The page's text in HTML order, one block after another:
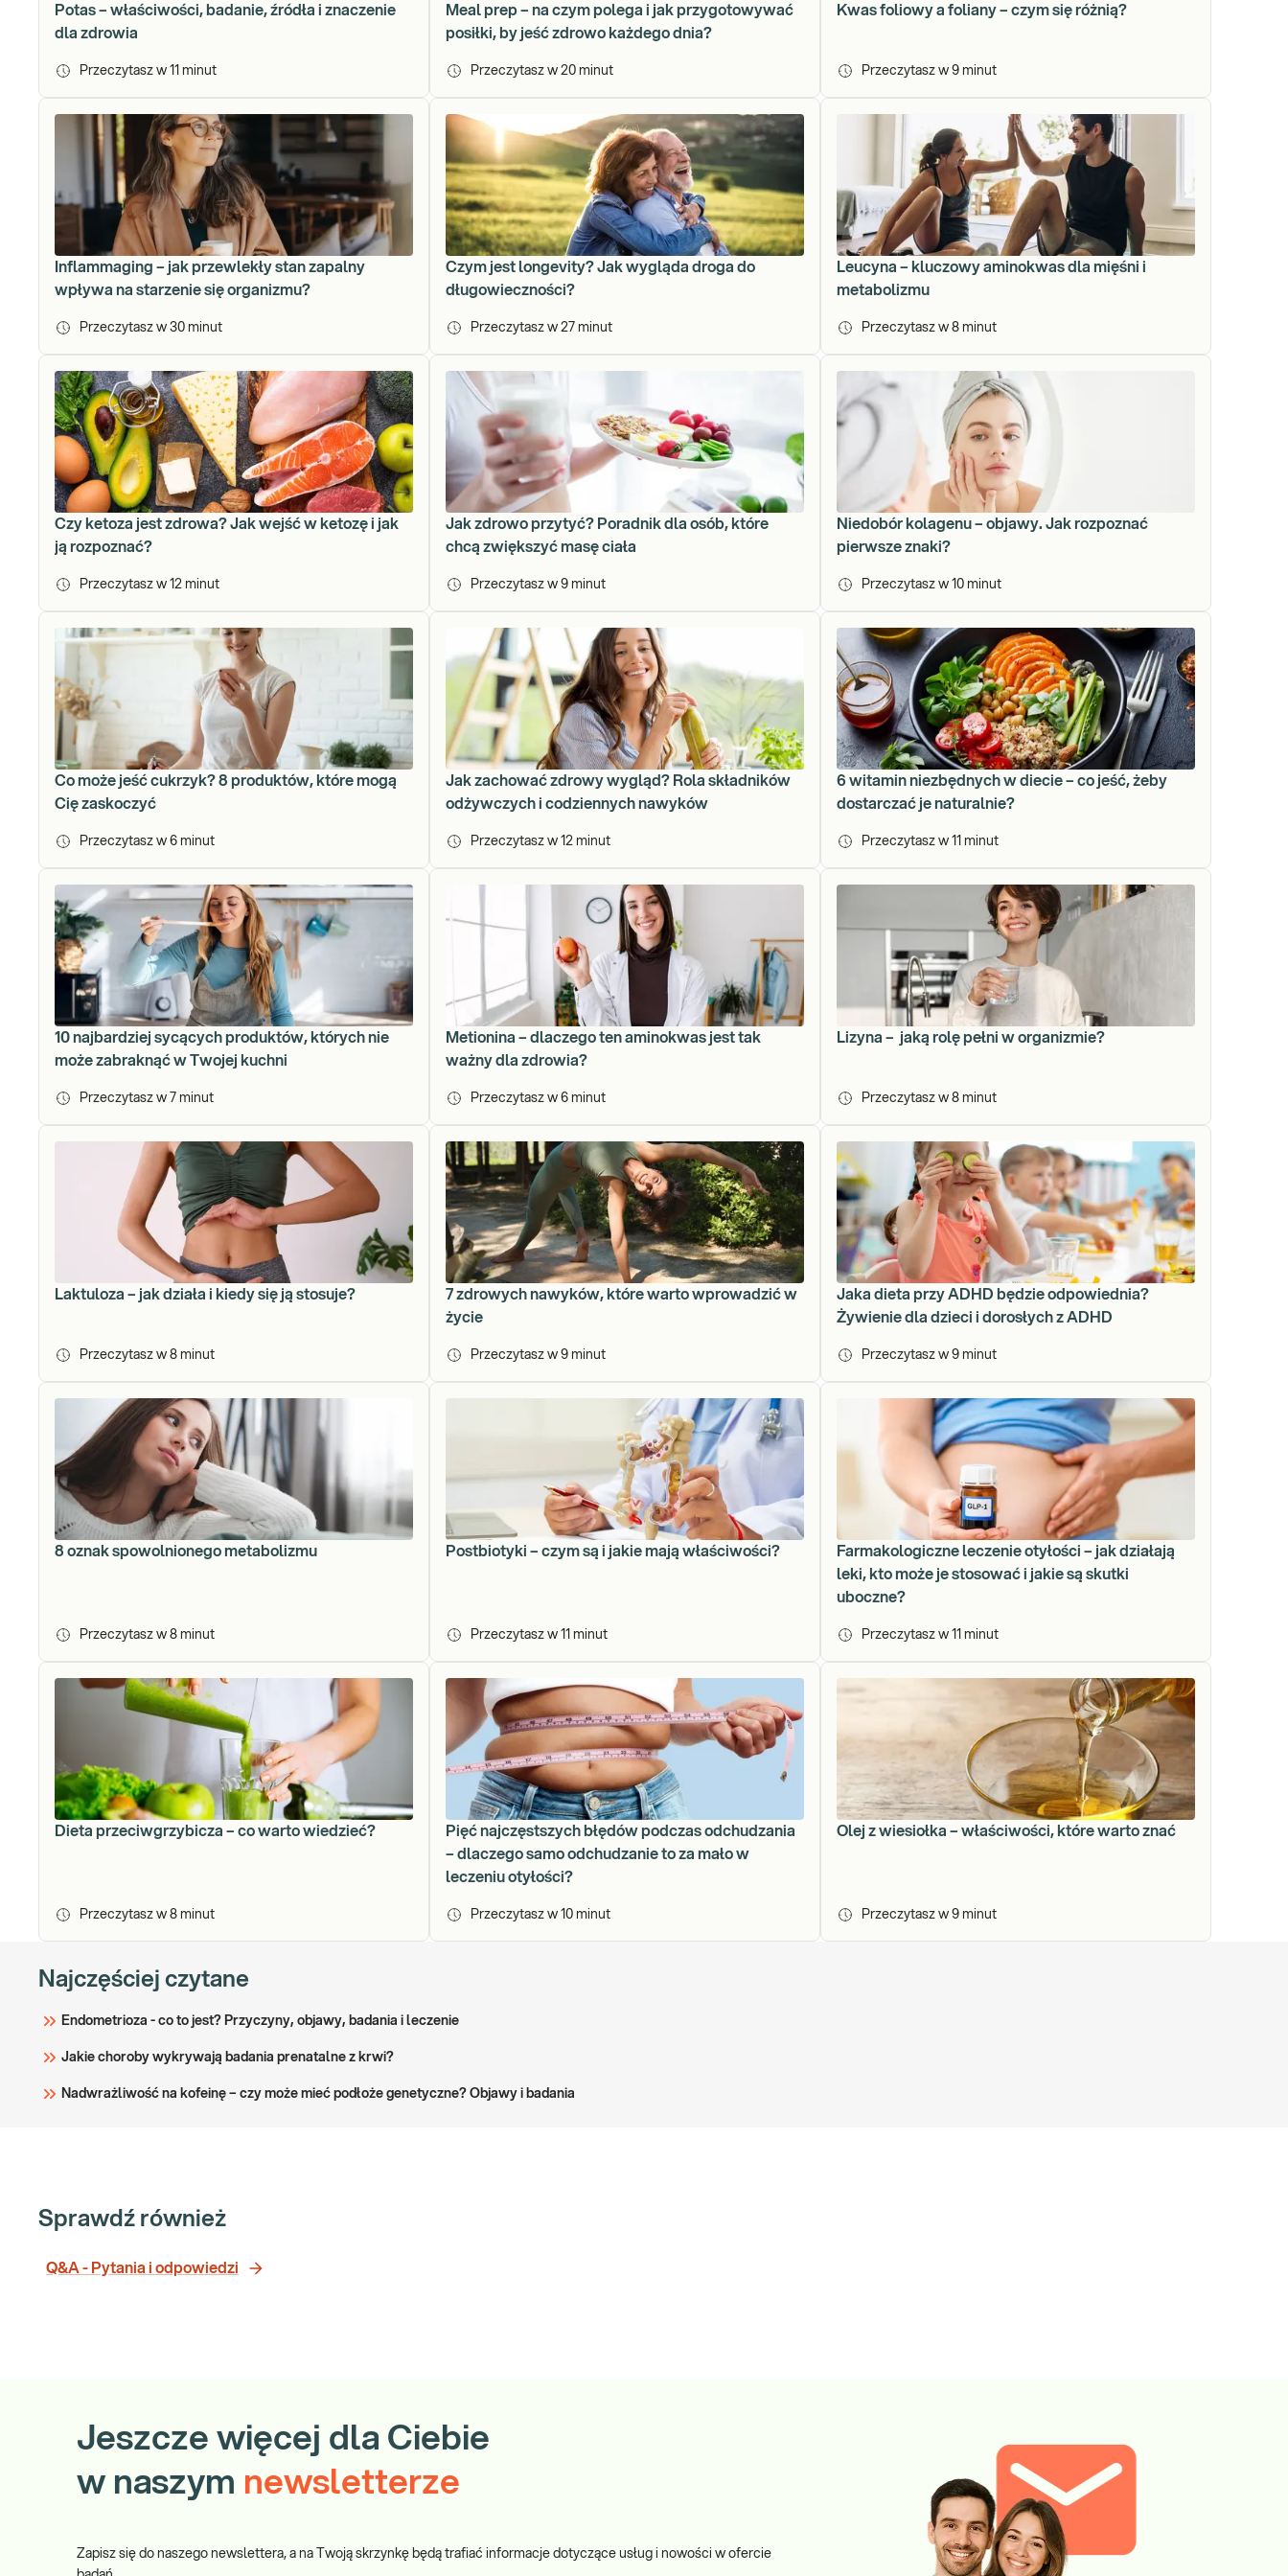
Potas – właściwości, badanie, źródła i znaczenie
dla zdrowia
Przeczytasz w 11 minut
Meal prep – na czym polega i jak przygotowywać
posiłki, by jeść zdrowo każdego dnia?
Przeczytasz w 20 minut
Kwas foliowy a foliany – czym się różnią?
Przeczytasz w 9 minut
Inflammaging – jak przewlekły stan zapalny
wpływa na starzenie się organizmu?
Przeczytasz w 30 minut
Czym jest longevity? Jak wygląda droga do
długowieczności?
Przeczytasz w 27 minut
Leucyna – kluczowy aminokwas dla mięśni i
metabolizmu
Przeczytasz w 8 minut
Czy ketoza jest zdrowa? Jak wejść w ketozę i jak
ją rozpoznać?
Przeczytasz w 12 minut
Jak zdrowo przytyć? Poradnik dla osób, które
chcą zwiększyć masę ciała
Przeczytasz w 9 minut
Niedobór kolagenu – objawy. Jak rozpoznać
pierwsze znaki?
Przeczytasz w 10 minut
Co może jeść cukrzyk? 8 produktów, które mogą
Cię zaskoczyć
Przeczytasz w 6 minut
Jak zachować zdrowy wygląd? Rola składników
odżywczych i codziennych nawyków
Przeczytasz w 12 minut
6 witamin niezbędnych w diecie – co jeść, żeby
dostarczać je naturalnie?
Przeczytasz w 11 minut
10 najbardziej sycących produktów, których nie
może zabraknąć w Twojej kuchni
Przeczytasz w 7 minut
Metionina – dlaczego ten aminokwas jest tak
ważny dla zdrowia?
Przeczytasz w 6 minut
Lizyna – jaką rolę pełni w organizmie?
Przeczytasz w 8 minut
Laktuloza – jak działa i kiedy się ją stosuje?
Przeczytasz w 8 minut
7 zdrowych nawyków, które warto wprowadzić w
życie
Przeczytasz w 9 minut
Jaka dieta przy ADHD będzie odpowiednia?
Żywienie dla dzieci i dorosłych z ADHD
Przeczytasz w 9 minut
8 oznak spowolnionego metabolizmu
Przeczytasz w 8 minut
Postbiotyki – czym są i jakie mają właściwości?
Przeczytasz w 11 minut
Farmakologiczne leczenie otyłości – jak działają
leki, kto może je stosować i jakie są skutki
uboczne?
Przeczytasz w 11 minut
Dieta przeciwgrzybicza – co warto wiedzieć?
Przeczytasz w 8 minut
Pięć najczęstszych błędów podczas odchudzania
– dlaczego samo odchudzanie to za mało w
leczeniu otyłości?
Przeczytasz w 10 minut
Olej z wiesiołka – właściwości, które warto znać
Przeczytasz w 9 minut
Najczęściej czytane
Endometrioza - co to jest? Przyczyny, objawy, badania i leczenie
Jakie choroby wykrywają badania prenatalne z krwi?
Nadwrażliwość na kofeinę – czy może mieć podłoże genetyczne? Objawy i badania
Sprawdź również
Q&A - Pytania i odpowiedzi
Jeszcze więcej dla Ciebie
w naszym newsletterze
Zapisz się do naszego newslettera, a na Twoją skrzynkę będą trafiać informacje dotyczące usług i nowości w ofercie